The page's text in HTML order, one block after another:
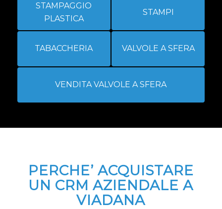
STAMPAGGIO
PLASTICA
STAMPI
TABACCHERIA VALVOLE A SFERA
VENDITA VALVOLE A SFERA
PERCHE’ ACQUISTARE
UN CRM AZIENDALE A
VIADANA